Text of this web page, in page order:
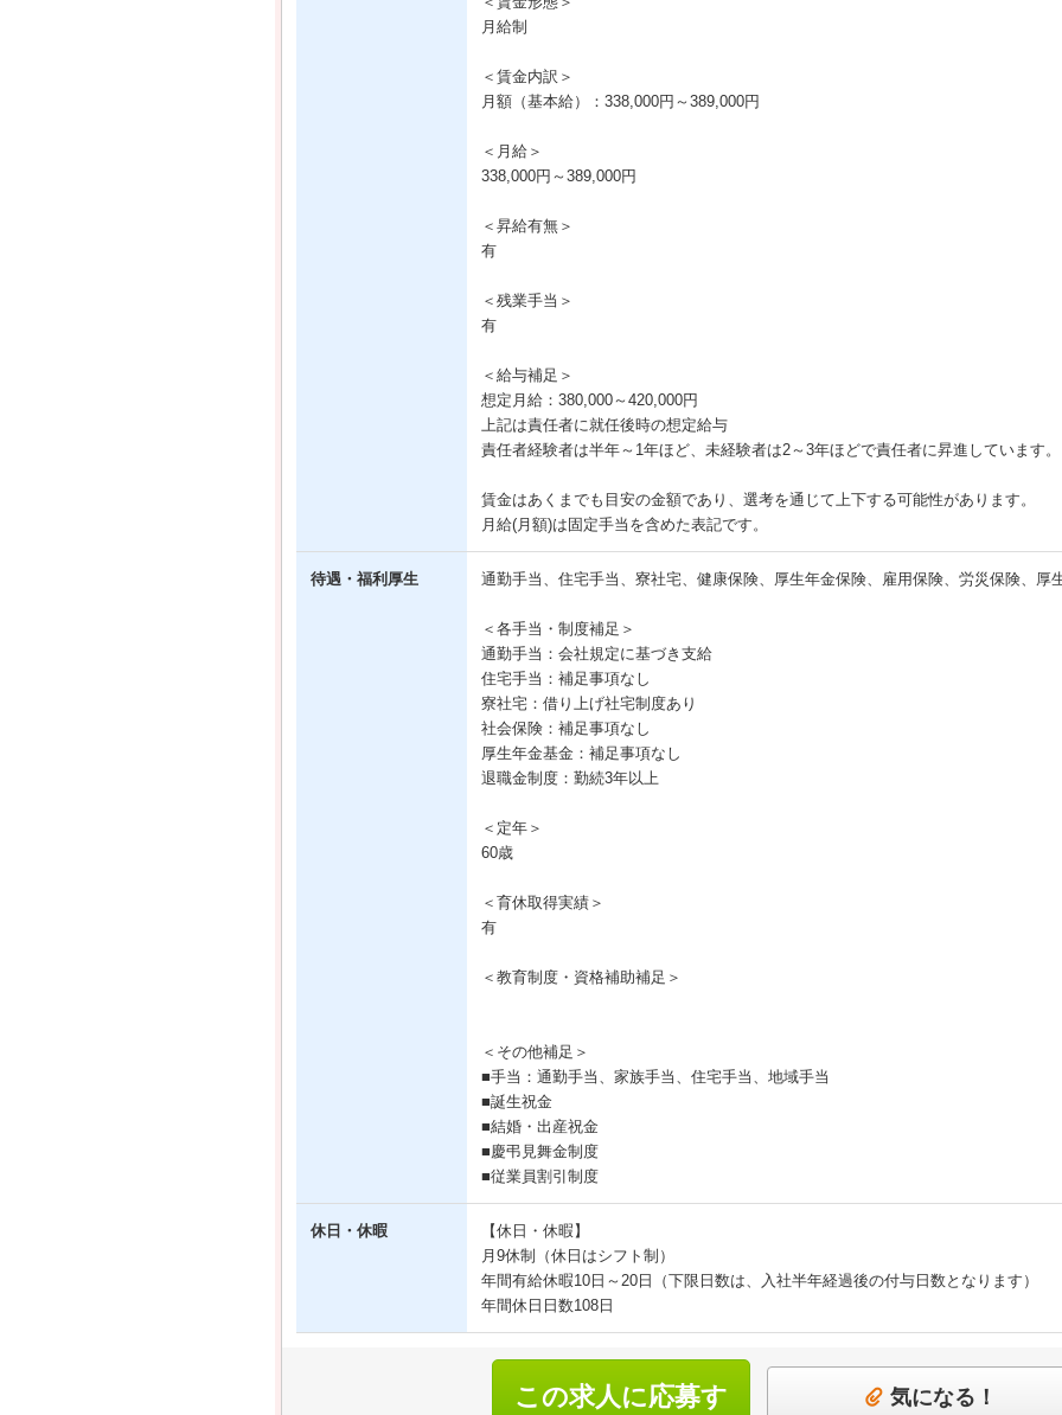
月給制
＜賃金内訳＞
月額（基本給）：338,000円～389,000円
＜月給＞
338,000円～389,000円
＜昇給有無＞
有
＜残業手当＞
有
＜給与補足＞
想定月給：380,000～420,000円
上記は責任者に就任後時の想定給与
責任者経験者は半年～1年ほど、未経験者は2～3年ほどで責任者に昇進しています。
賃金はあくまでも目安の金額であり、選考を通じて上下する可能性があります。
月給(月額)は固定手当を含めた表記です。
待遇・福利厚生 通勤手当、住宅手当、寮社宅、健康保険、厚生年金保険、雇用保険、労災保険、厚
＜各手当・制度補足＞
通勤手当：会社規定に基づき支給
住宅手当：補足事項なし
寮社宅：借り上げ社宅制度あり
社会保険：補足事項なし
厚生年金基金：補足事項なし
退職金制度：勤続3年以上
＜定年＞
60歳
＜育休取得実績＞
有
＜教育制度・資格補助補足＞
＜その他補足＞
■手当：通勤手当、家族手当、住宅手当、地域手当
■誕生祝金
■結婚・出産祝金
■慶弔見舞金制度
■従業員割引制度
休日・休暇
【休日・休暇】
月9休制（休日はシフト制）
年間有給休暇10日～20日（下限日数は、入社半年経過後の付与日数となります）
年間休日日数108日
この求人に応募す 気になる！